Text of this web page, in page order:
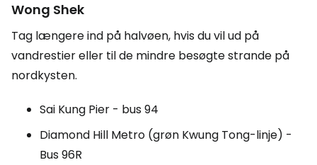
Wong Shek
Tag længere ind på halvøen, hvis du vil ud på
vandrestier eller til de mindre besøgte strande på
nordkysten.
Sai Kung Pier - bus 94
Diamond Hill Metro (grøn Kwung Tong-linje) -
Bus 96R